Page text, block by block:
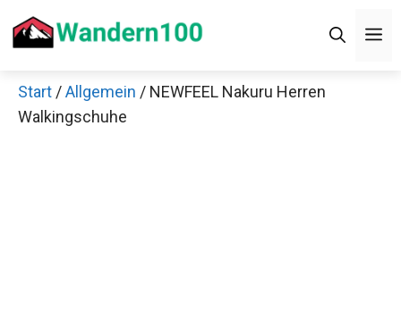
Inhalt
Start /Allgemein / NEWFEEL Nakuru Herren
Walkingschuhe